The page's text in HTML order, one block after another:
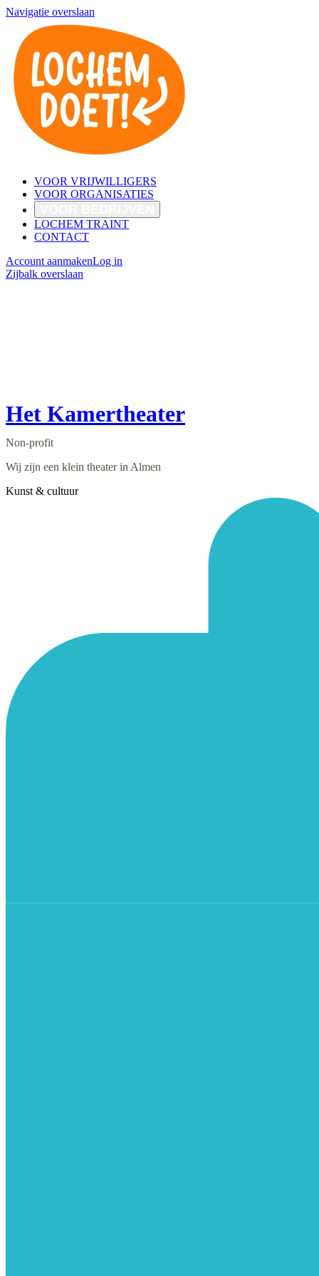
Navigatie overslaan
VOOR VRIJWILLIGERS
VOOR ORGANISATIES
LOCHEM TRAINT
CONTACT
Account aanmakenLog in
Zijbalk overslaan
Het Kamertheater
Non-profit
Wij zijn een klein theater in Almen
Kunst & cultuur